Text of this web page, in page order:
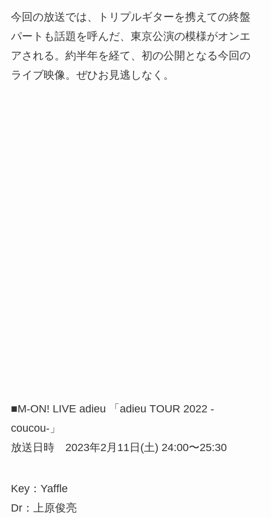
今回の放送では、トリプルギターを携えての終盤
パートも話題を呼んだ、東京公演の模様がオンエ
アされる。約半年を経て、初の公開となる今回の
ライブ映像。ぜひお見逃しなく。
■M-ON! LIVE adieu 「adieu TOUR 2022 -
coucou-」
放送日時 2023年2月11日(土) 24:00〜25:30
Key：Yaffle
Dr：上原俊亮